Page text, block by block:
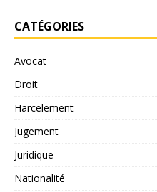
CATÉGORIES
Avocat
Droit
Harcelement
Jugement
Juridique
Nationalité